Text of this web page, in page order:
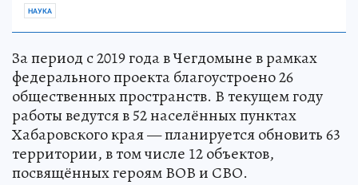
НАУКА
За период с 2019 года в Чегдомыне в рамках
федерального проекта благоустроено 26
общественных пространств. В текущем году
работы ведутся в 52 населённых пунктах
Хабаровского края — планируется обновить 63
территории, в том числе 12 объектов,
посвящённых героям ВОВ и СВО.